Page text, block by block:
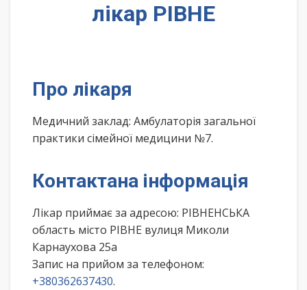
лікар РІВНЕ
Про лікаря
Медичний заклад: Амбулаторія загальної
практики сімейної медицини №7.
Контактана інформація
Лікар приймає за адресою: РІВНЕНСЬКА
область місто РІВНЕ вулиця Миколи
Карнаухова 25а
Запис на прийом за телефоном:
+380362637430.